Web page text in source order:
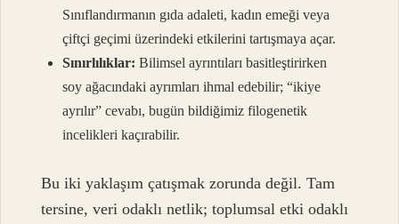
Sınıflandırmanın gıda adaleti, kadın emeği veya
çiftçi geçimi üzerindeki etkilerini tartışmaya açar.
Sınırlılıklar: Bilimsel ayrıntıları basitleştirirken
soy ağacındaki ayrımları ihmal edebilir; “ikiye
ayrılır” cevabı, bugün bildiğimiz filogenetik
incelikleri kaçırabilir.
Bu iki yaklaşım çatışmak zorunda değil. Tam
tersine, veri odaklı netlik; toplumsal etki odaklı